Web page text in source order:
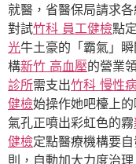
就醫，省醫保局請求
對試竹科 員工健檢點
光牛土豪的「霸氣」
構新竹 高血壓的營業
診所需支出竹科 慢性
健檢始操作她吧檯上
氣孔正噴出彩虹色的霧
健檢定點醫療機構要
則，自動加大力度治